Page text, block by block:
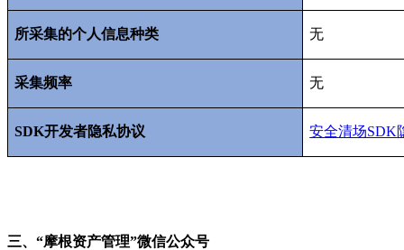
所采集的个人信息种类 无
采集频率 无
SDK开发者隐私协议 安全清场SDK
三、“摩根资产管理”微信公众号